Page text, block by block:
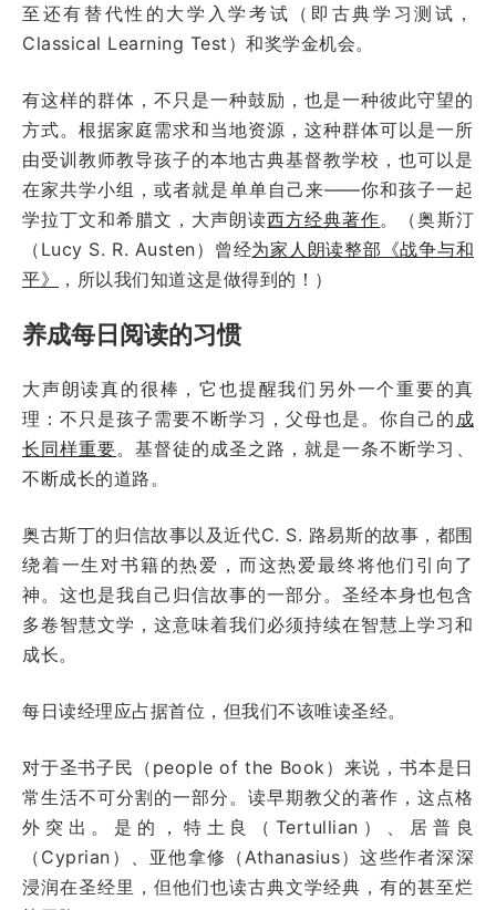
至还有替代性的大学入学考试（即古典学习测试，
Classical Learning Test）和奖学金机会。
有这样的群体，不只是一种鼓励，也是一种彼此守望的
方式。根据家庭需求和当地资源，这种群体可以是一所
由受训教师教导孩子的本地古典基督教学校，也可以是
在家共学小组，或者就是单单自己来——你和孩子一起
学拉丁文和希腊文，大声朗读西方经典著作。（奥斯汀
（Lucy S. R. Austen）曾经为家人朗读整部《战争与和
平》
，所以我们知道这是做得到的！）
养成每日阅读的习惯
大声朗读真的很棒，它也提醒我们另外一个重要的真
理：不只是孩子需要不断学习，父母也是。你自己的 成
长同样重要。基督徒的成圣之路，就是一条不断学习、
不断成长的道路。
奥古斯丁的归信故事以及近代C. S. 路易斯的故事，都围
绕着一生对书籍的热爱，而这热爱最终将他们引向了
神。这也是我自己归信故事的一部分。圣经本身也包含
多卷智慧文学，这意味着我们必须持续在智慧上学习和
成长。
每日读经理应占据首位，但我们不该唯读圣经。
对于圣书子民（people of the Book）来说，书本是日
常生活不可分割的一部分。读早期教父的著作，这点格
外突出。是的，特土良（Tertullian）、居普良
（Cyprian）、亚他拿修（Athanasius）这些作者深深
浸润在圣经里，但他们也读古典文学经典，有的甚至烂